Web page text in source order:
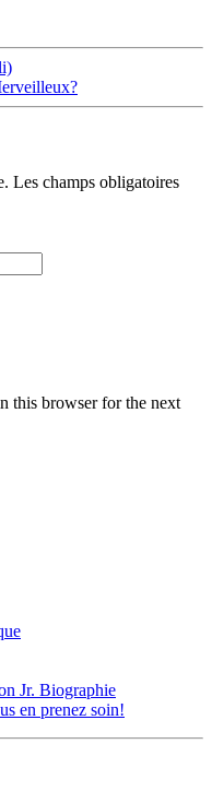
Les champs obligatoires
this browser for the next
Jr. Biographie
en prenez soin!